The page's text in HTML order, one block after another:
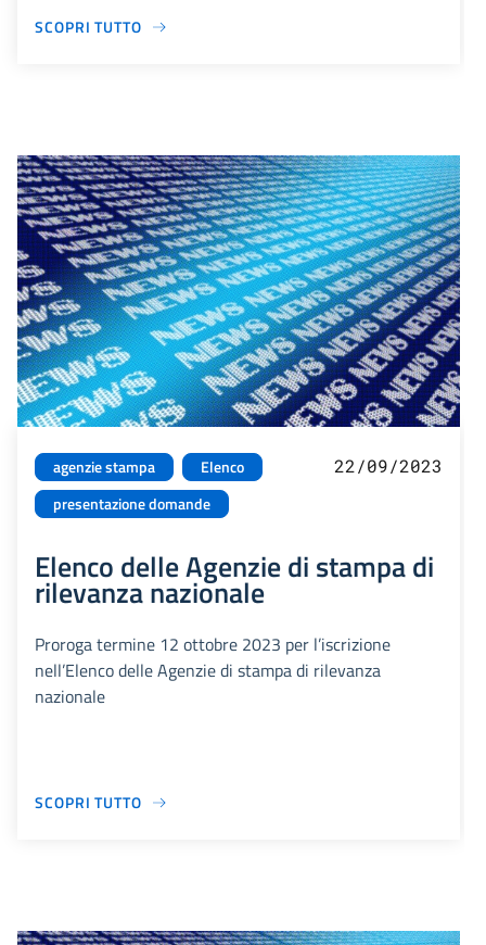
SCOPRI TUTTO
agenzie stampa
Elenco
presentazione domande
22/09/2023
Elenco delle Agenzie di stampa di
rilevanza nazionale
Proroga termine 12 ottobre 2023 per l’iscrizione
nell’Elenco delle Agenzie di stampa di rilevanza
nazionale
SCOPRI TUTTO